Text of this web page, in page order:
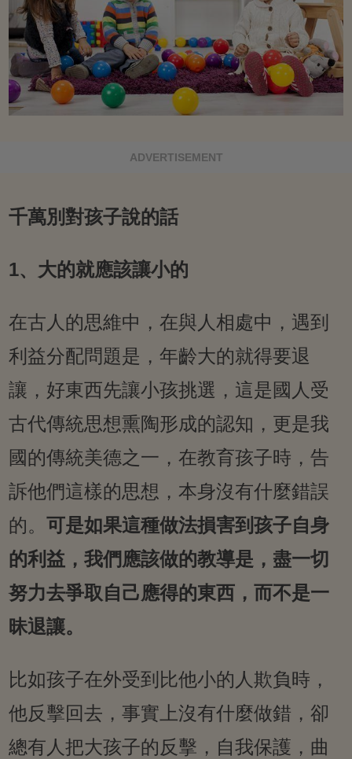
ADVERTISEMENT
千萬別對孩子說的話
1、大的就應該讓小的
在古人的思維中，在與人相處中，遇到
利益分配問題是，年齡大的就得要退
讓，好東西先讓小孩挑選，這是國人受
古代傳統思想熏陶形成的認知，更是我
國的傳統美德之一，在教育孩子時，告
訴他們這樣的思想，本身沒有什麼錯誤
的。 可是如果這種做法損害到孩子自身
的利益，我們應該做的教導是，盡一切
努力去爭取自己應得的東西，而不是一
昧退讓。
比如孩子在外受到比他小的人欺負時，
他反擊回去，事實上沒有什麼做錯，卻
總有人把大孩子的反擊，自我保護，曲